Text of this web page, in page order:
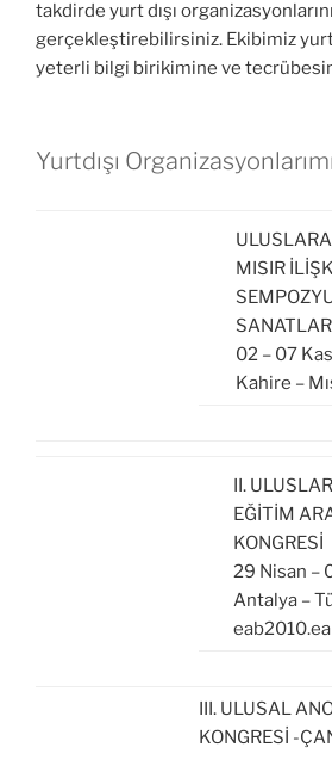
takdirde yurt dışı
gerçekleştirebilirsiniz. Ekibimiz yurt
yeterli bilgi birikimine ve
Yurtdışı
MISIR
02 – 07
Kahire –
II.
EĞİTİM
KONGRESİ
29 Nisan –
Antalya –
III. ULUSAL
KONGRESİ -